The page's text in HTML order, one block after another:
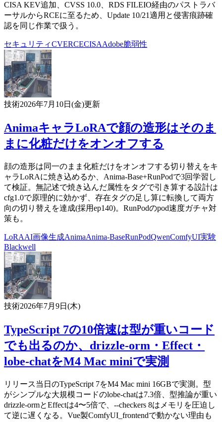
CISA KEV追加、CVSS 10.0、RDS FILEIO経由のパストラバ
ーサルからRCEに至るため、Update 10/21適用と侵害痕跡確
認を同じ作業で扱う。
セキュリティCVERCECISAAdobe脆弱性
技術2026年7月10日(金)更新
AnimaキャラLoRAで顔の造形はそのま
まに化粧だけをオンオフする
顔の造形は同一のまま化粧だけをオンオフする切り替えをキ
ャラLoRAに焼き込めるか、Anima-Base+RunPodで3回学習し
て検証。無記述で焼き込んだ属性をタグで引き算する設計は
cfg1.0で原理的に効かず、存在タグの足し算に転換して両方
向の切り替えを達成(採用ep140)。RunPodのpod速度ガチャ対
策も。
LoRAAI画像生成AnimaAnima-BaseRunPodQwenComfyUI実験
Blackwell
技術2026年7月9日(木)
TypeScript 7の10倍速は型が重いコード
でも出るのか、drizzle-orm・Effect・
lobe-chatをM4 Mac miniで実測
リリース当日のTypeScript 7をM4 Mac mini 16GBで実測。型
がシンプルな大規模コードのlobe-chatは7.3倍、型推論が重い
drizzle-ormとEffectは4〜5倍で、--checkers 8はメモリを圧迫し
て逆に遅くなる。Vue製ComfyUI_frontendで動かない理由も